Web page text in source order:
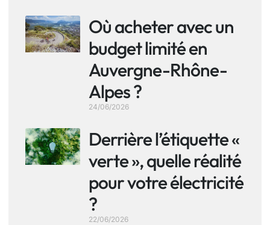
Où acheter avec un
budget limité en
Auvergne-Rhône-
Alpes ?
24/06/2026
Derrière l’étiquette «
verte », quelle réalité
pour votre électricité
?
22/06/2026